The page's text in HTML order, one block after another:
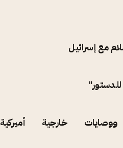
مع إسرائيل
خارجية أميركية